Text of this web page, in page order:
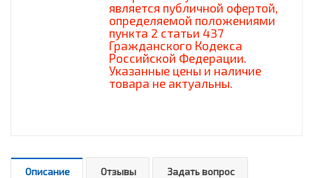
является публичной офертой,
определяемой положениями
пункта 2 статьи 437
Гражданского Кодекса
Российской Федерации.
Указанные цены и наличие
товара не актуальны.
Описание Отзывы Задать вопрос